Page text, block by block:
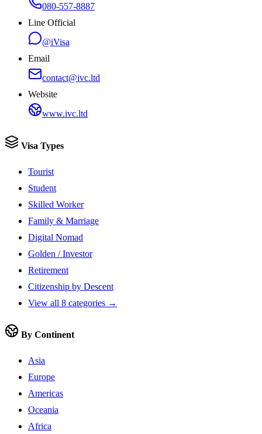
080-557-8887
Line Official
@iVisa
Email
contact@ivc.ltd
Website
www.ivc.ltd
Visa Types
Tourist
Student
Skilled Worker
Family & Marriage
Digital Nomad
Golden / Investor
Retirement
Citizenship by Descent
View all 8 categories →
By Continent
Asia
Europe
Americas
Oceania
Africa